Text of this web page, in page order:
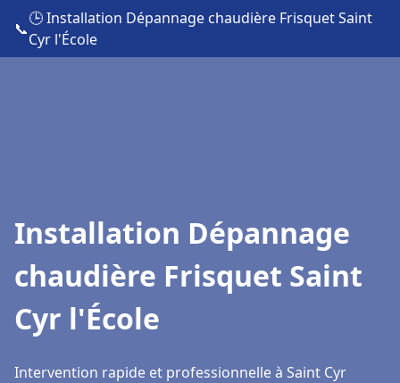
📞
🕒 Installation Dépannage chaudière Frisquet Saint
Cyr l'École
Installation Dépannage
chaudière Frisquet Saint
Cyr l'École
Intervention rapide et professionnelle à Saint Cyr